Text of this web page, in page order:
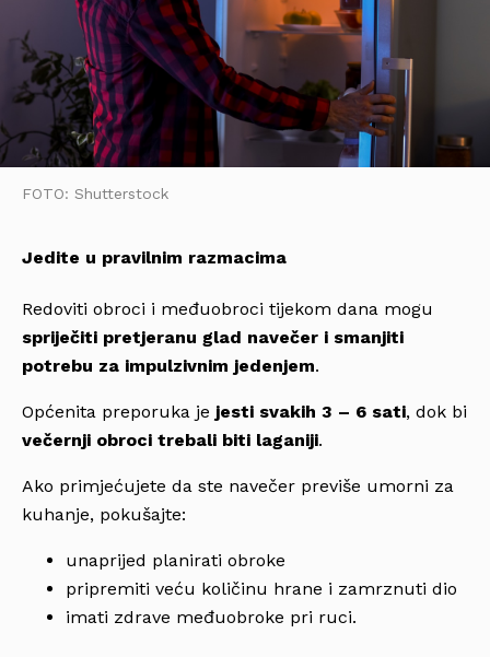
FOTO: Shutterstock
Jedite u pravilnim razmacima
Redoviti obroci i međuobroci tijekom dana mogu
spriječiti pretjeranu glad navečer i smanjiti
potrebu za impulzivnim jedenjem.
Općenita preporuka je jesti svakih 3 – 6 sati, dok bi
večernji obroci trebali biti laganiji.
Ako primjećujete da ste navečer previše umorni za
kuhanje, pokušajte:
unaprijed planirati obroke
pripremiti veću količinu hrane i zamrznuti dio
imati zdrave međuobroke pri ruci.